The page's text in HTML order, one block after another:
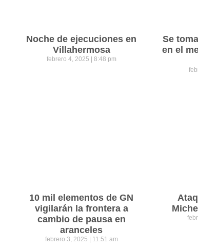
Noche de ejecuciones en
Villahermosa
febrero 4, 2025 8:48 pm
Se
en el
10 mil elementos de GN
vigilarán la frontera a
cambio de pausa en
aranceles
febrero 3, 2025 11:51 am